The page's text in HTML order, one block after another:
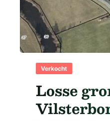
Verkocht
Losse